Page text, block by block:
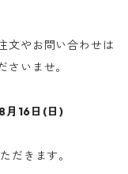
文やお問い合わせは
いませ。
月16日(日)
だきます。